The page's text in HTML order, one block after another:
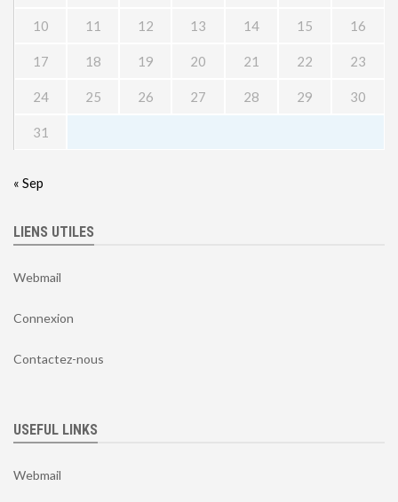
10 11 12 13 14 15 16
17 18 19 20 21 22 23
24 25 26 27 28 29 30
31
« Sep
LIENS UTILES
Webmail
Connexion
Contactez-nous
USEFUL LINKS
Webmail